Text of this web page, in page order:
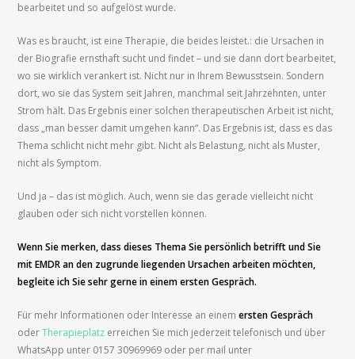
bearbeitet und so aufgelöst wurde.
Was es braucht, ist eine Therapie, die beides leistet.: die Ursachen in
der Biografie ernsthaft sucht und findet – und sie dann dort bearbeitet,
wo sie wirklich verankert ist. Nicht nur in Ihrem Bewusstsein. Sondern
dort, wo sie das System seit Jahren, manchmal seit Jahrzehnten, unter
Strom hält. Das Ergebnis einer solchen therapeutischen Arbeit ist nicht,
dass „man besser damit umgehen kann“. Das Ergebnis ist, dass es das
Thema schlicht nicht mehr gibt. Nicht als Belastung, nicht als Muster,
nicht als Symptom.
Und ja – das ist möglich. Auch, wenn sie das gerade vielleicht nicht
glauben oder sich nicht vorstellen können.
Wenn Sie merken, dass dieses Thema Sie persönlich betrifft und Sie
mit EMDR an den zugrunde liegenden Ursachen arbeiten möchten,
begleite ich Sie sehr gerne in einem ersten Gespräch.
Für mehr Informationen oder Interesse an einemersten Gespräch
oderTherapieplatz erreichen Sie mich jederzeit telefonisch und über
WhatsApp unter 0157 30969969 oder per mail unter